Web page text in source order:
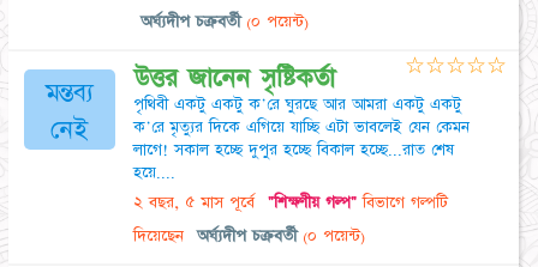
অর্ঘ্যদীপ চক্রবর্তী (০ পয়েন্ট)
মন্তব্য
নেই
উত্তর জানেন সৃষ্টিকর্তা
পৃথিবী একটু একটু ক'রে ঘুরছে আর আমরা একটু একটু
ক'রে মৃত্যুর দিকে এগিয়ে যাচ্ছি এটা ভাবলেই যেন কেমন
লাগে! সকাল হচ্ছে দুপুর হচ্ছে বিকাল হচ্ছে...রাত শেষ
হয়ে....
২ বছর, ৫ মাস পূর্বে "শিক্ষণীয় গল্প"বিভাগে গল্পটি
দিয়েছেন
অর্ঘ্যদীপ চক্রবর্তী (০ পয়েন্ট)
☆☆☆☆☆